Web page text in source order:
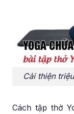
Cải thiện
Cách tập thở